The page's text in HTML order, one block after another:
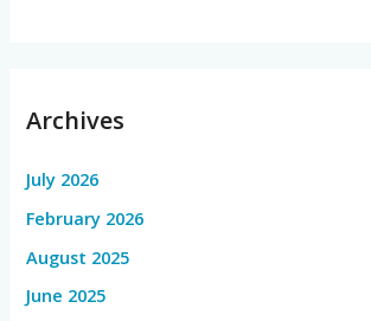
Archives
July 2026
February 2026
August 2025
June 2025